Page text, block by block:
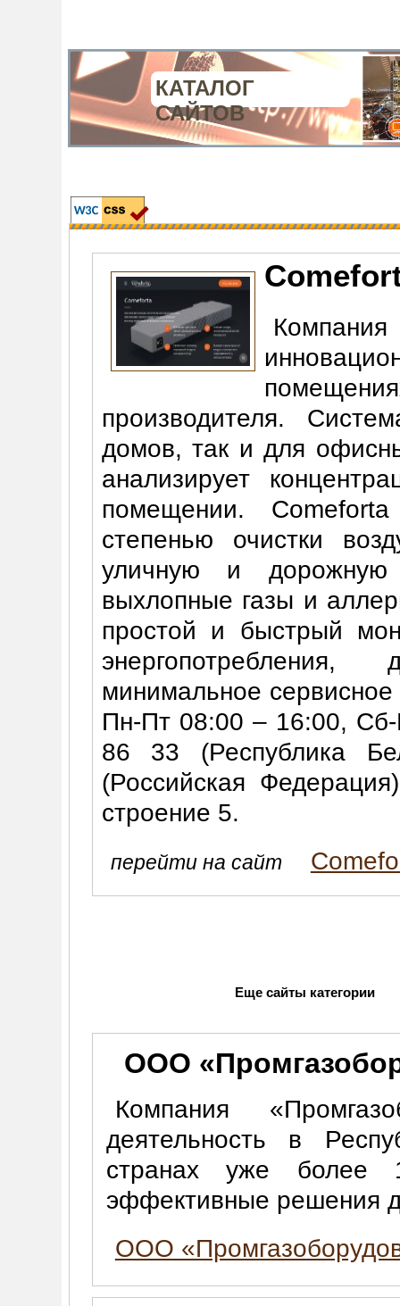
КАТАЛОГ
САЙТОВ
производителя.
домов, так и для
анализирует
помещении.
степенью очистки
уличную и дорожную
выхлопные газы и
простой и быстрый
энергопотребления,
минимальное
Пн-Пт 08:00 – 16:00,
86 33 (Республика
(Российская
строение 5.
перейти на сайт
Еще сайты категории
ООО
Компания
деятельность в
странах уже более
эффективные решения
ООО